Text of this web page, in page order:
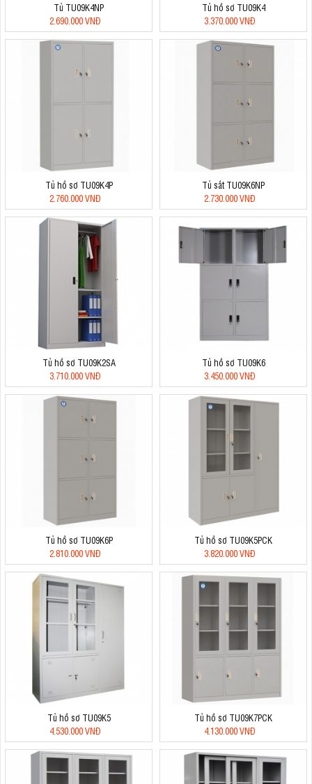
Tủ TU09K4NP
2.690.000 VNĐ
Tủ hồ sơ TU09K4
3.370.000 VNĐ
Tủ hồ sơ TU09K4P
2.760.000 VNĐ
Tủ sắt TU09K6NP
2.730.000 VNĐ
Tủ hồ sơ TU09K2SA
3.710.000 VNĐ
Tủ hồ sơ TU09K6
3.450.000 VNĐ
Tủ hồ sơ TU09K6P
2.810.000 VNĐ
Tủ hồ sơ TU09K5PCK
3.820.000 VNĐ
Tủ hồ sơ TU09K5
4.530.000 VNĐ
Tủ hồ sơ TU09K7PCK
4.130.000 VNĐ